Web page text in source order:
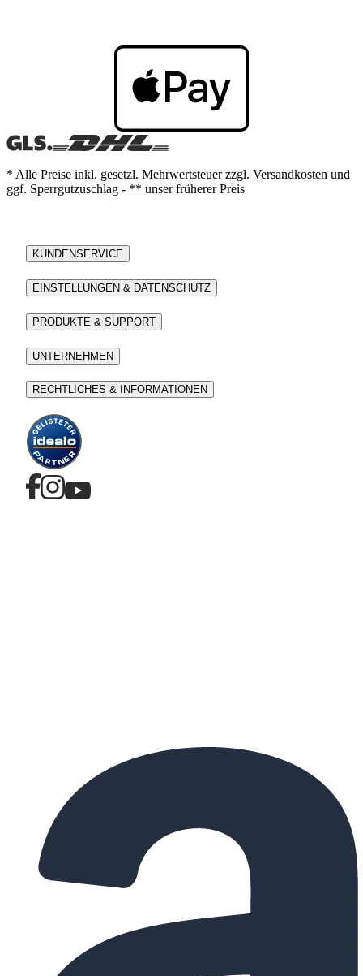
* Alle Preise inkl. gesetzl. Mehrwertsteuer zzgl. Versandkosten und
ggf. Sperrgutzuschlag - ** unser früherer Preis
KUNDENSERVICE
EINSTELLUNGEN & DATENSCHUTZ
PRODUKTE & SUPPORT
UNTERNEHMEN
RECHTLICHES & INFORMATIONEN